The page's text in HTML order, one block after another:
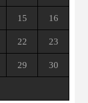
15 16
22 23
29 30